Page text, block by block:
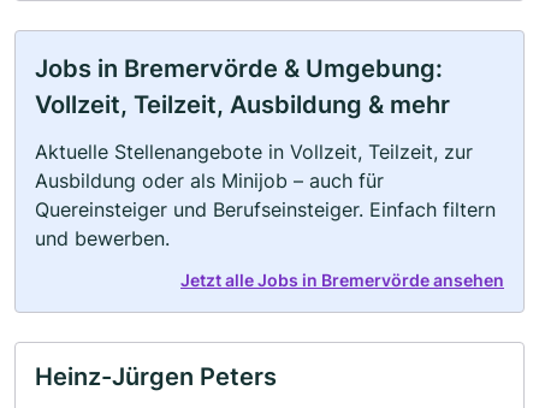
Jobs in Bremervörde & Umgebung:
Vollzeit, Teilzeit, Ausbildung & mehr
Aktuelle Stellenangebote in Vollzeit, Teilzeit, zur
Ausbildung oder als Minijob – auch für
Quereinsteiger und Berufseinsteiger. Einfach filtern
und bewerben.
Jetzt alle Jobs in Bremervörde ansehen
Heinz-Jürgen Peters